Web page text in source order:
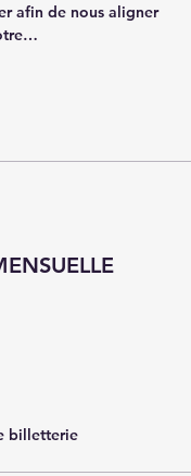
afin de nous aligner
billetterie